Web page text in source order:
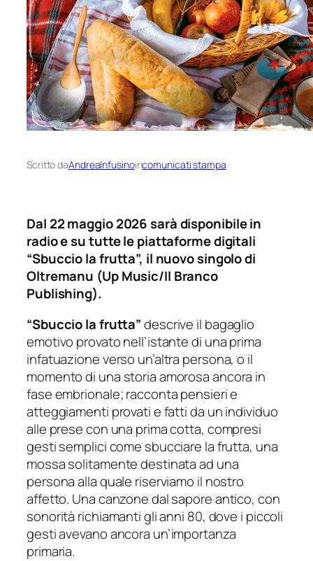
Scritto daAndreaInfusinoincomunicati stampa
Dal 22 maggio 2026 sarà disponibile in
radio e su tutte le piattaforme digitali
“Sbuccio la frutta”, il nuovo singolo di
Oltremanu (Up Music/Il Branco
Publishing).
“Sbuccio la frutta”descrive il bagaglio
emotivo provato nell’istante di una prima
infatuazione verso un’altra persona, o il
momento di una storia amorosa ancora in
fase embrionale; racconta pensieri e
atteggiamenti provati e fatti da un individuo
alle prese con una prima cotta, compresi
gesti semplici come sbucciare la frutta, una
mossa solitamente destinata ad una
persona alla quale riserviamo il nostro
affetto. Una canzone dal sapore antico, con
sonorità richiamanti gli anni 80, dove i piccoli
gesti avevano ancora un’importanza
primaria.